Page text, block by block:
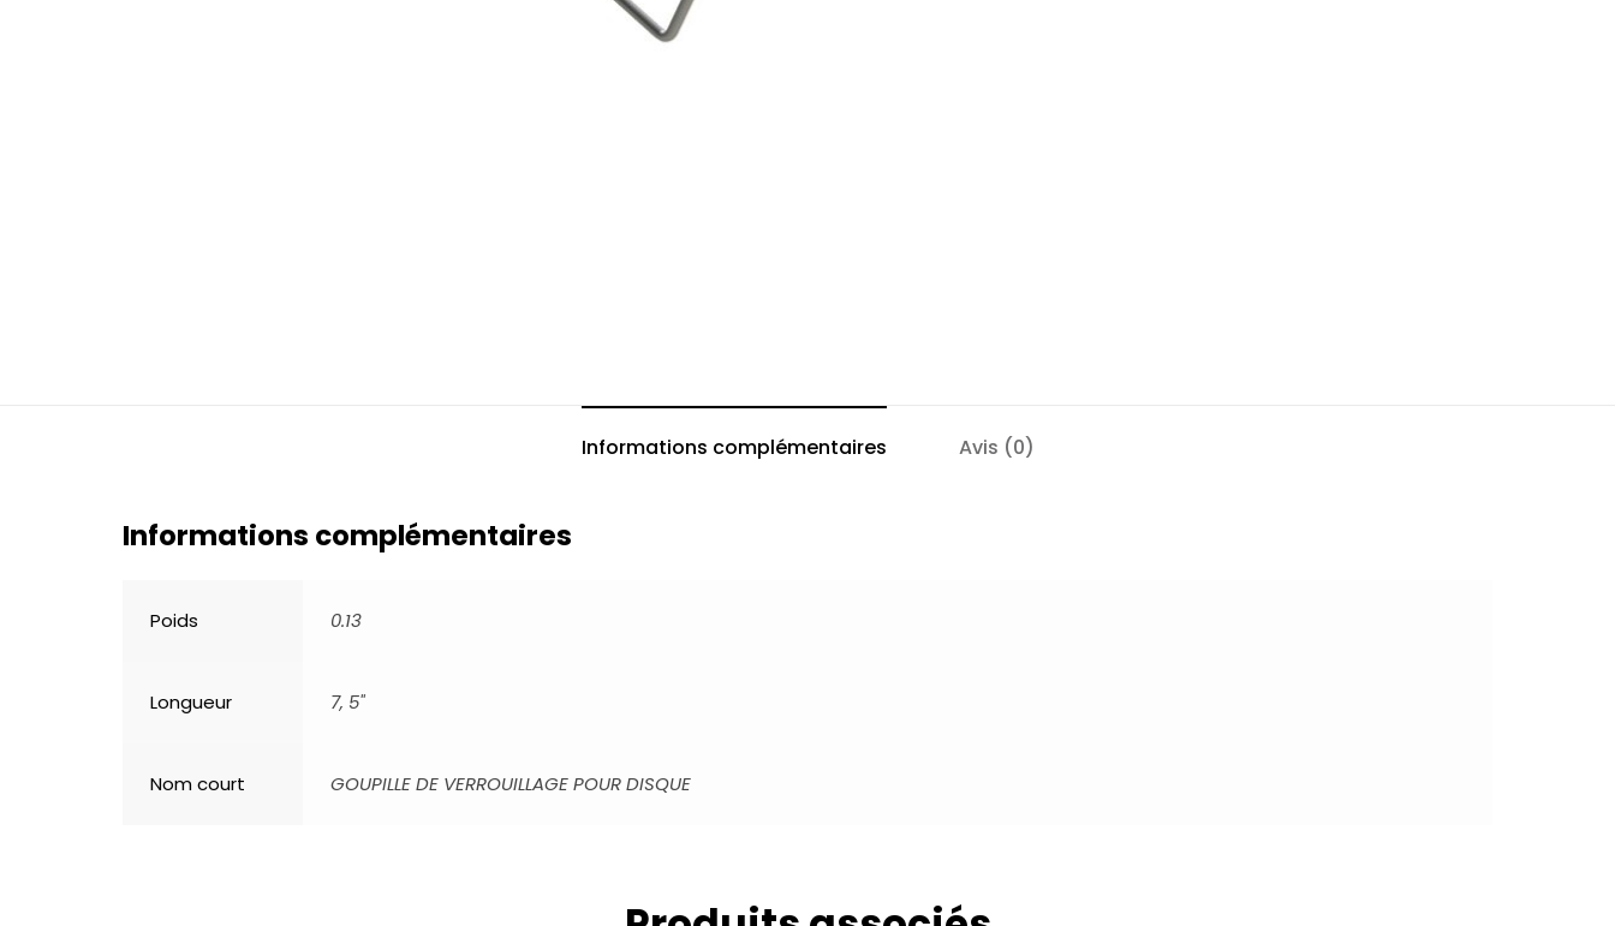
Informations complémentaires Avis (0)
Informations complémentaires
Poids 0.13
Longueur 7, 5"
Nom court GOUPILLE DE VERROUILLAGE POUR DISQUE